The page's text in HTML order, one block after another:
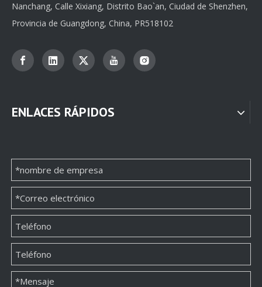
Nanchang, Calle Xixiang, Distrito Bao`an, Ciudad de Shenzhen,
Provincia de Guangdong, China, PR518102
ENLACES RÁPIDOS